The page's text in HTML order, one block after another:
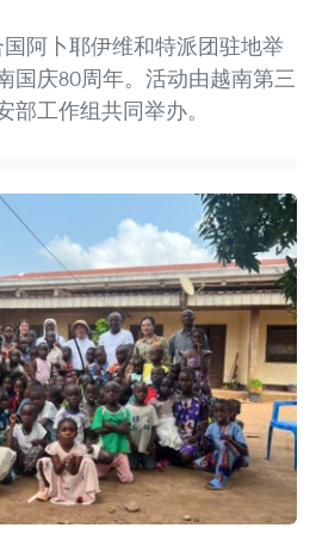
阿卜耶伊维和特派团驻地举
国庆80周年。活动由越南第三
工作组共同举办。